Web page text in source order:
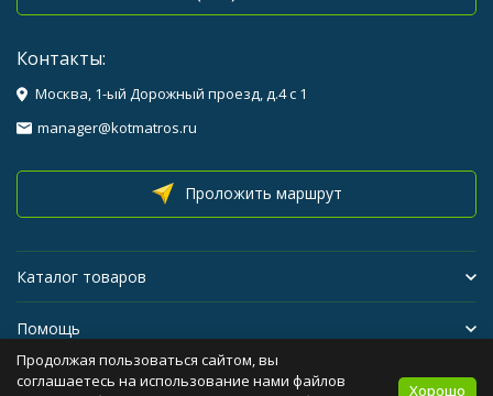
Контакты:
Москва, 1-ый Дорожный проезд, д.4 с 1
manager@kotmatros.ru
Проложить маршрут
Каталог товаров
Помощь
Бренды
Продолжая пользоваться сайтом, вы
соглашаетесь на использование нами файлов
Хорошо